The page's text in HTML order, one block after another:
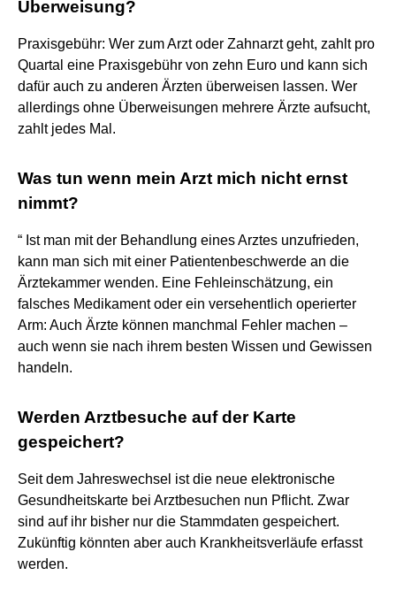
Überweisung?
Praxisgebühr: Wer zum Arzt oder Zahnarzt geht, zahlt pro
Quartal eine Praxisgebühr von zehn Euro und kann sich
dafür auch zu anderen Ärzten überweisen lassen. Wer
allerdings ohne Überweisungen mehrere Ärzte aufsucht,
zahlt jedes Mal.
Was tun wenn mein Arzt mich nicht ernst
nimmt?
“ Ist man mit der Behandlung eines Arztes unzufrieden,
kann man sich mit einer Patientenbeschwerde an die
Ärztekammer wenden. Eine Fehleinschätzung, ein
falsches Medikament oder ein versehentlich operierter
Arm: Auch Ärzte können manchmal Fehler machen –
auch wenn sie nach ihrem besten Wissen und Gewissen
handeln.
Werden Arztbesuche auf der Karte
gespeichert?
Seit dem Jahreswechsel ist die neue elektronische
Gesundheitskarte bei Arztbesuchen nun Pflicht. Zwar
sind auf ihr bisher nur die Stammdaten gespeichert.
Zukünftig könnten aber auch Krankheitsverläufe erfasst
werden.